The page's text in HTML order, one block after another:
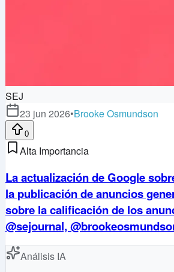
SEJ
23 jun 2026•Brooke Osmundson
0
Alta Importancia
La actualización de Google
la publicación de anuncios
sobre la calificación de los
@sejournal,
Análisis IA